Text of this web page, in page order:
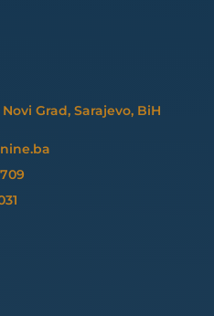
Grad, Sarajevo, BiH